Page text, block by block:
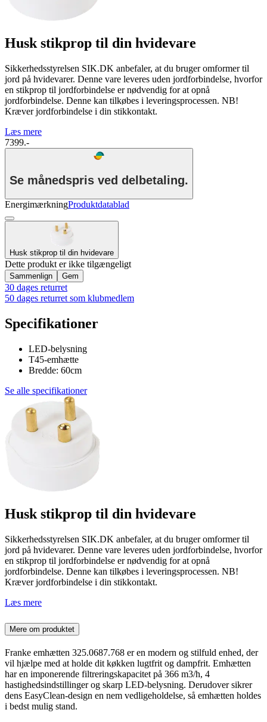
Husk stikprop til din hvidevare
Sikkerhedsstyrelsen SIK.DK anbefaler, at du bruger omformer til
jord på hvidevarer. Denne vare leveres uden jordforbindelse, hvorfor
en stikprop til jordforbindelse er nødvendig for at opnå
jordforbindelse. Denne kan tilkøbes i leveringsprocessen. NB!
Kræver jordforbindelse i din stikkontakt.
Læs mere
7399.-
Se månedspris ved delbetaling.
EnergimærkningProduktdatablad
Husk stikprop til din hvidevare
Dette produkt er ikke tilgængeligt
Sammenlign Gem
30 dages returret
50 dages returret som klubmedlem
Specifikationer
LED-belysning
T45-emhætte
Bredde: 60cm
Se alle specifikationer
Husk stikprop til din hvidevare
Sikkerhedsstyrelsen SIK.DK anbefaler, at du bruger omformer til
jord på hvidevarer. Denne vare leveres uden jordforbindelse, hvorfor
en stikprop til jordforbindelse er nødvendig for at opnå
jordforbindelse. Denne kan tilkøbes i leveringsprocessen. NB!
Kræver jordforbindelse i din stikkontakt.
Læs mere
Mere om produktet
Franke emhætten 325.0687.768 er en modern og stilfuld enhed, der
vil hjælpe med at holde dit køkken lugtfrit og dampfrit. Emhætten
har en imponerende filtreringskapacitet på 366 m3/h, 4
hastighedsindstillinger og skarp LED-belysning. Derudover sikrer
dens EasyClean-design en nem vedligeholdelse, så emhætten holdes
i bedst mulig stand.